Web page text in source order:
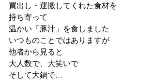
買出し・運搬してくれた食材を
持ち寄って
温かい「豚汁」を食しました
いつものことではありますが
他者から見ると
大人数で、大笑いで
そして大鍋で…